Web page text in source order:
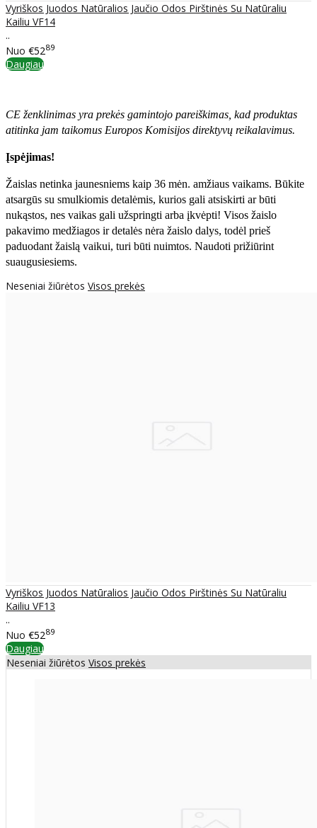
Vyriškos Juodos Natūralios Jaučio Odos Pirštinės Su Natūraliu
Kailiu VF14
..
Nuo €5289
Daugiau
CE ženklinimas yra prekės gamintojo pareiškimas, kad produktas
atitinka jam taikomus Europos Komisijos direktyvų reikalavimus.
Įspėjimas!
Žaislas netinka jaunesniems kaip 36 mėn. amžiaus vaikams. Būkite
atsargūs su smulkiomis detalėmis, kurios gali atsiskirti ar būti
nukąstos, nes vaikas gali užspringti arba įkvėpti! Visos žaislо
pakavimo medžiagos ir detalės nėra žaislo dalys, todėl prieš
paduodant žaislą vaikui, turi būti nuimtos. Naudoti prižiūrint
suaugusiesiems.
Neseniai žiūrėtos Visos prekės
Vyriškos Juodos Natūralios Jaučio Odos Pirštinės Su Natūraliu
Kailiu VF13
..
Nuo €5289
Daugiau
Neseniai žiūrėtos Visos prekės